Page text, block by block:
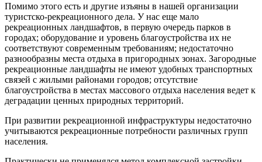
Помимо этого есть и другие изъяны в нашей организации
туристско-рекреационного дела. У нас еще мало
рекреационных ландшафтов, в первую очередь парков в
городах; оборудование и уровень благоустройства их не
соответствуют современным требованиям; недостаточно
разнообразны места отдыха в пригородных зонах. Загородные
рекреационные ландшафты не имеют удобных транспортных
связей с жилыми районами городов; отсутствие
благоустройства в местах массового отдыха населения ведет к
деградации ценных природных территорий.
При развитии рекреационной инфраструктуры недостаточно
учитываются рекреационные потребности различных групп
населения.